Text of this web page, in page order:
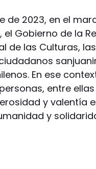
de 2023, en el
el Gobierno de la
de las Culturas,
En ese
entre
y valentía
y